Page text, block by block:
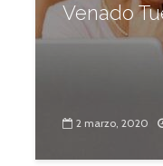
Venado
2 marzo, 2020